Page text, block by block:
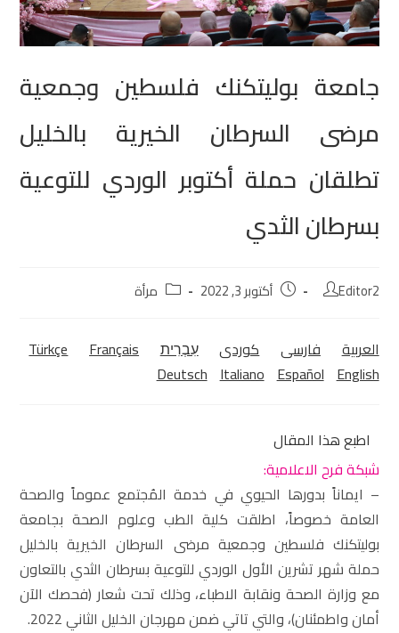
جامعة بوليتكنك فلسطين وجمعية
مرضى السرطان الخيرية بالخليل
تطلقان حملة أكتوبر الوردي للتوعية
بسرطان الثدي
Editor2 أكتوبر 3, 2022 مرأة
العربية فارسی كوردی‎ עִבְרִית Türkçe
Français
Deutsch Italiano Español English
اطبع هذا المقال
شبكة فرح الاعلامية:
– ايماناً بدورها الحيوي في خدمة المُجتمع عموماً والصحة
العامة خصوصاً، اطلقت كلية الطب وعلوم الصحة بجامعة
بوليتكنك فلسطين وجمعية مرضى السرطان الخيرية بالخليل
حملة شهر تشرين الأول الوردي للتوعية بسرطان الثدي بالتعاون
مع وزارة الصحة ونقابة الاطباء، وذلك تحت شعار (فحصك الآن
أمان واطمئنان)، والتي تاتي ضمن مهرجان الخليل الثاني 2022.